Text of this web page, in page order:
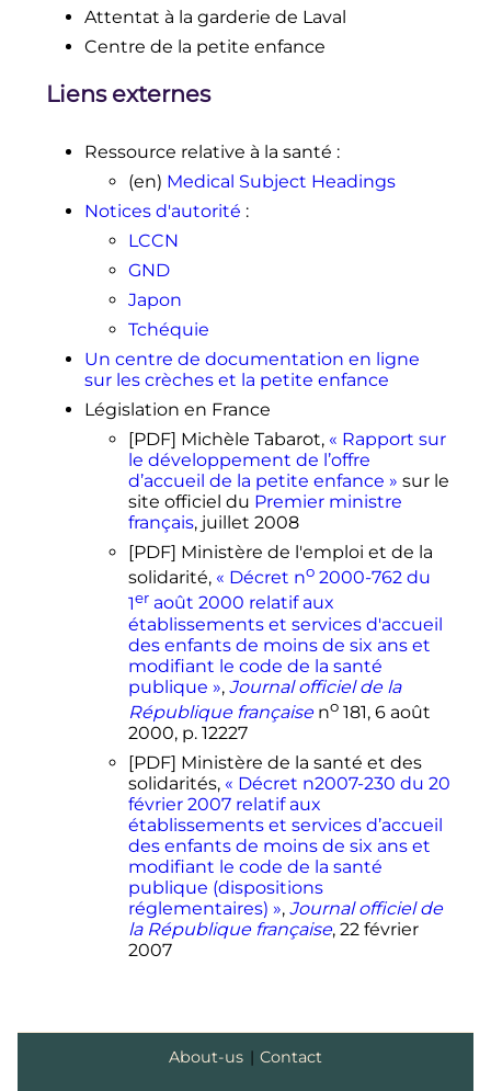
↑Alexandra Ducamp, « Des
substances cancérigènes dans les
crèches ? »,La Provence,
2020).
trop pollué »,Le Parisien, 26 mars
2023).
↑« [VIDEO]Ecolo crèche, un label
qui vise la santé et
l'environnement
environnement
2019)
↑ (en)Margherita Fort, Andrea
Ichino et Giulio Zanella,Cognitive
and Noncognitive Costs of Day Care
at Age 0–2 for Children in
Advantaged Families
Political Economy, Volume 128,
Numéro 1, janvier 2020
Attentat à la garderie de Laval
Centre de la petite enfance
Liens externes
Ressource relative à la santé :
(en) Medical Subject Headings
Notices d'autorité :
LCCN
GND
Japon
Tchéquie
Un centre de documentation en ligne
sur les crèches et la petite enfance
Législation en France
[PDF] Michèle Tabarot, « Rapport sur
le développement de l’offre
d’accueil de la petite enfance » sur le
site officiel du Premier ministre
français, juillet 2008
[PDF] Ministère de l'emploi et de la
solidarité, « Décret no 2000-762du
1eraoût 2000 relatif aux
établissements et services d'accueil
des enfants de moins de six ans et
modifiant le code de la santé
publique », Journal officiel de la
République française no181, 6 août
2000, p.12227
[PDF] Ministère de la santé et des
solidarités, « Décret n2007-230 du 20
février 2007 relatif aux
établissements et services d’accueil
des enfants de moins de six ans et
modifiant le code de la santé
publique (dispositions
réglementaires) », Journal officiel de
la République française, 22 février
2007
About-us | Contact